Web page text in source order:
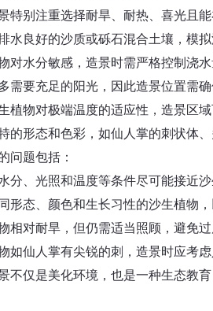
特别注重选择耐旱、耐热、喜光且
水良好的沙质或砾石混合土壤，模
对水分敏感，造景时需严格控制浇
需要充足的阳光，因此造景位置需
植物对极端温度的适应性，造景区
的形态和色彩，如仙人掌的刺状体
问题包括：
分、光照和温度等条件尽可能接近沙
形态、颜色和生长习性的沙生植物
相对耐旱，但仍需适当照顾，避免
如仙人掌有尖锐的刺，造景时应考
不仅是美化环境，也是一种生态教